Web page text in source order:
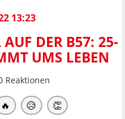
13:23
DER B57: 25-
UMS LEBEN
Reaktionen
🔥 😥 👏